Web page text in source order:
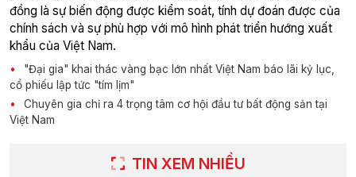
đồng là sự biến động được kiểm soát, tính dự đoán được của
chính sách và sự phù hợp với mô hình phát triển hướng xuất
khẩu của Việt Nam.
"Đại gia" khai thác vàng bạc lớn nhất Việt Nam báo lãi kỷ lục,
cổ phiếu lập tức "tím lịm"
Chuyên gia chỉ ra 4 trọng tâm cơ hội đầu tư bất động sản tại
Việt Nam
TIN XEM NHIỀU